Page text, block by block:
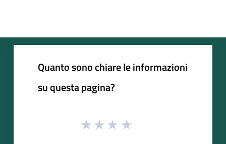
Quanto sono chiare le informazioni
su questa pagina?